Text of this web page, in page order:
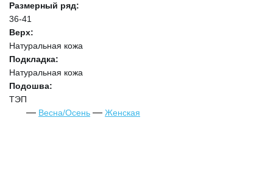
Размерный ряд:
36-41
Верх:
Натуральная кожа
Подкладка:
Натуральная кожа
Подошва:
ТЭП
Весна/Осень
Женская